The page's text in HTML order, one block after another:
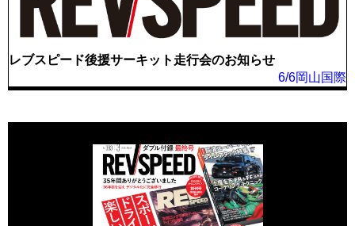
レブスピード後援サーキット走行会のお知らせ
6/6岡山国際